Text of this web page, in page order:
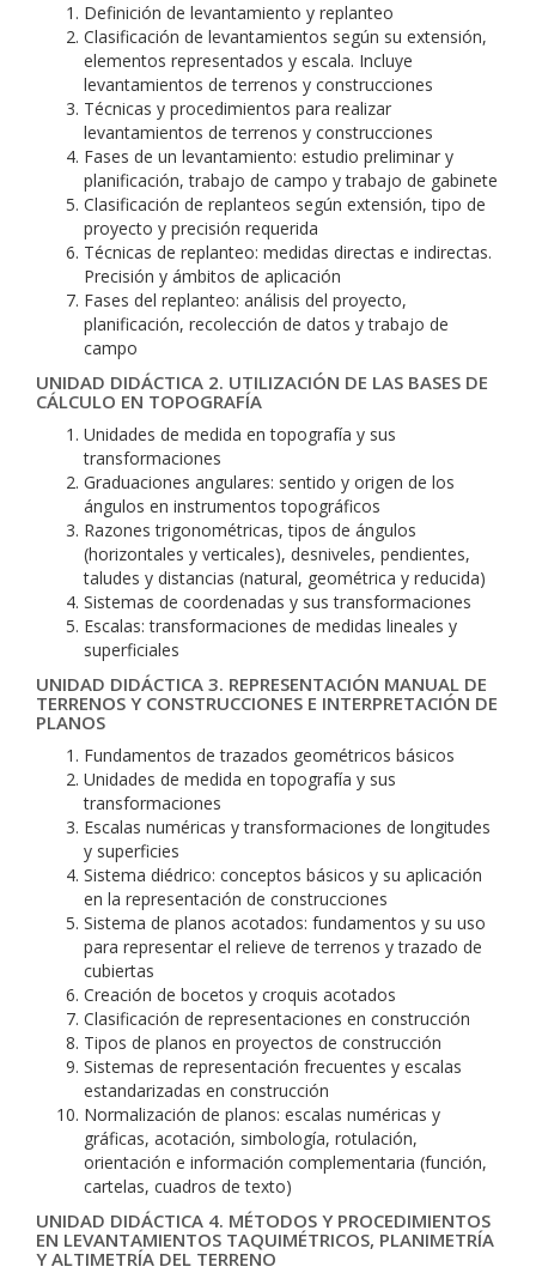
Definición de levantamiento y replanteo
Clasificación de levantamientos según su extensión,
elementos representados y escala. Incluye
levantamientos de terrenos y construcciones
Técnicas y procedimientos para realizar
levantamientos de terrenos y construcciones
Fases de un levantamiento: estudio preliminar y
planificación, trabajo de campo y trabajo de gabinete
Clasificación de replanteos según extensión, tipo de
proyecto y precisión requerida
Técnicas de replanteo: medidas directas e indirectas.
Precisión y ámbitos de aplicación
Fases del replanteo: análisis del proyecto,
planificación, recolección de datos y trabajo de
campo
UNIDAD DIDÁCTICA 2. UTILIZACIÓN DE LAS BASES DE
CÁLCULO EN TOPOGRAFÍA
Unidades de medida en topografía y sus
transformaciones
Graduaciones angulares: sentido y origen de los
ángulos en instrumentos topográficos
Razones trigonométricas, tipos de ángulos
(horizontales y verticales), desniveles, pendientes,
taludes y distancias (natural, geométrica y reducida)
Sistemas de coordenadas y sus transformaciones
Escalas: transformaciones de medidas lineales y
superficiales
UNIDAD DIDÁCTICA 3. REPRESENTACIÓN MANUAL DE
TERRENOS Y CONSTRUCCIONES E INTERPRETACIÓN DE
PLANOS
Fundamentos de trazados geométricos básicos
Unidades de medida en topografía y sus
transformaciones
Escalas numéricas y transformaciones de longitudes
y superficies
Sistema diédrico: conceptos básicos y su aplicación
en la representación de construcciones
Sistema de planos acotados: fundamentos y su uso
para representar el relieve de terrenos y trazado de
cubiertas
Creación de bocetos y croquis acotados
Clasificación de representaciones en construcción
Tipos de planos en proyectos de construcción
Sistemas de representación frecuentes y escalas
estandarizadas en construcción
Normalización de planos: escalas numéricas y
gráficas, acotación, simbología, rotulación,
orientación e información complementaria (función,
cartelas, cuadros de texto)
UNIDAD DIDÁCTICA 4. MÉTODOS Y PROCEDIMIENTOS
EN LEVANTAMIENTOS TAQUIMÉTRICOS, PLANIMETRÍA
Y ALTIMETRÍA DEL TERRENO